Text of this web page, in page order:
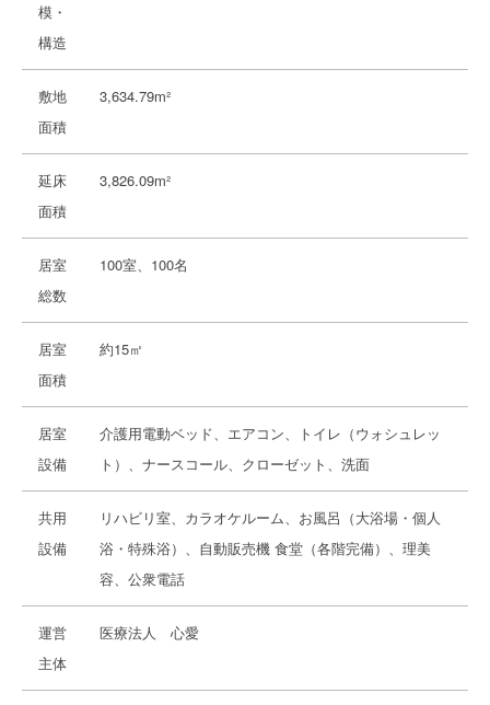
模・
構造
敷地
面積
3,634.79m²
延床
面積
3,826.09m²
居室
総数
100室、100名
居室
面積
約15㎡
居室
設備
介護用電動ベッド、エアコン、トイレ（ウォシュレッ
ト）、ナースコール、クローゼット、洗面
共用
設備
リハビリ室、カラオケルーム、お風呂（大浴場・個人
浴・特殊浴）、自動販売機 食堂（各階完備）、理美
容、公衆電話
運営
主体
医療法人 心愛